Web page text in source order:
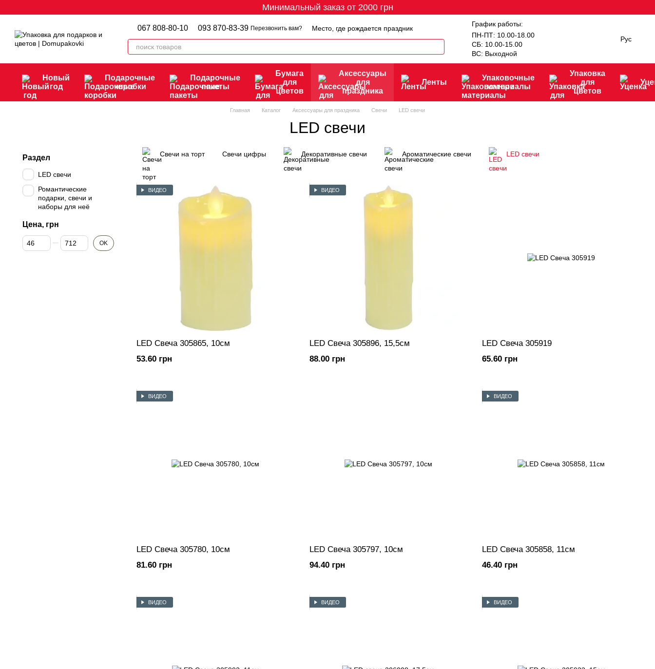
Минимальный заказ от 2000 грн
067 808-80-10 093 870-83-39 Перезвонить вам? Место, где рождается праздник
График работы:
ПН-ПТ: 10.00-18.00
СБ: 10.00-15.00
ВС: Выходной
Рус
Новый
год
Подарочные
коробки
Подарочные
пакеты
Бумага
для
цветов
Аксессуары
для
праздника
Ленты
Упаковочные
материалы
Упаковка
для
цветов
Главная Каталог Аксессуары для праздника Свечи LED свечи
LED свечи
Свечи на торт Свечи цифры Декоративные свечи Ароматические свечи LED свечи
ВИДЕО
LED Свеча 305865, 10см
53.60 грн
ВИДЕО
LED Свеча 305896, 15,5см
88.00 грн
LED Свеча 305919
65.60 грн
ВИДЕО
LED Свеча 305780, 10см
81.60 грн
LED Свеча 305797, 10см
94.40 грн
ВИДЕО
LED Свеча 305858, 11см
46.40 грн
ВИДЕО ВИДЕО ВИДЕО
Раздел
LED свечи
Романтические
подарки, свечи и
наборы для неё
Цена, грн
От Цена, грн
До Цена, грн OK